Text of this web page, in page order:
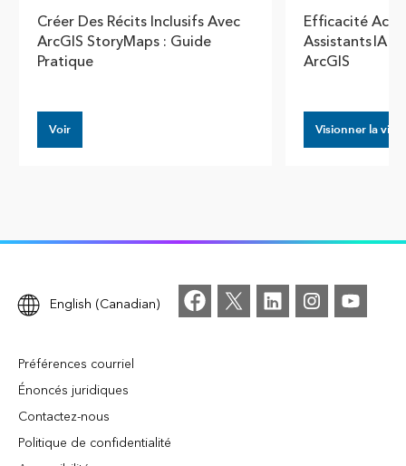
Créer Des Récits Inclusifs Avec
ArcGIS StoryMaps : Guide
Pratique
Voir
Efficacité
Assistants IA
ArcGIS
Visionner la
English (Canadian)
Préférences courriel
Énoncés juridiques
Contactez-nous
Politique de confidentialité